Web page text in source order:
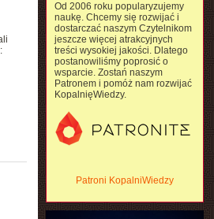
Od 2006 roku popularyzujemy
naukę. Chcemy się rozwijać i
dostarczać naszym Czytelnikom
jeszcze więcej atrakcyjnych
treści wysokiej jakości. Dlatego
postanowiliśmy poprosić o
wsparcie. Zostań naszym
Patronem i pomóż nam rozwijać
KopalnięWiedzy.
Patroni KopalniWiedzy